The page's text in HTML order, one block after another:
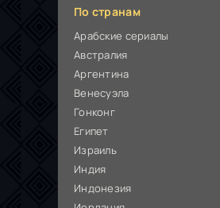
По странам
Арабские сериалы
Австралия
Аргентина
Венесуэла
Гонконг
Египет
Израиль
Индия
Индонезия